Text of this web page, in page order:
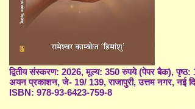
द्वितीय संस्करण: 2026, मूल्य: 350 रुपये (पेपर बैक),
अयन प्रकाशन, जे- 19/ 139, राजापुरी, उत्तम नगर, नई
ISBN: 978-93-6423-759-8